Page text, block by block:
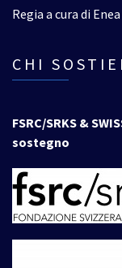
Regia a cura di
CHI
FSRC/SRKS &
sostegno